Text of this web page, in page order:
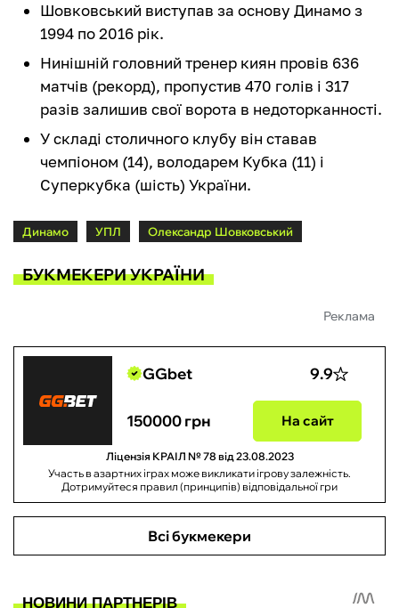
Шовковський виступав за основу Динамо з
1994 по 2016 рік.
Нинішній головний тренер киян провів 636
матчів (рекорд), пропустив 470 голів і 317
разів залишив свої ворота в недоторканності.
У складі столичного клубу він ставав
чемпіоном (14), володарем Кубка (11) і
Суперкубка (шість) України.
Динамо УПЛ Олександр Шовковський
БУКМЕКЕРИ УКРАЇНИ
Реклама
GGbet 9.9
150000 грн На сайт
Ліцензія КРАІЛ № 78 від 23.08.2023
Участь в азартних іграх може викликати ігрову залежність.
Дотримуйтеся правил (принципів) відповідальної гри
Всі букмекери